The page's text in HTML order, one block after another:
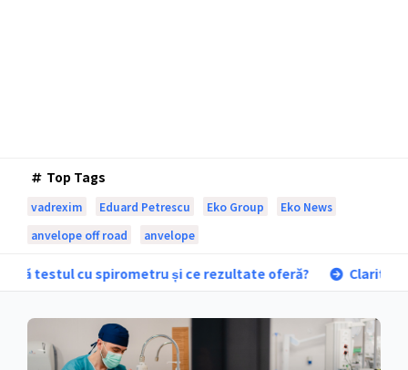
Top Tags
vadrexim Eduard Petrescu Eko Group
Eko News
anvelope off road
anvelope
și ce rezultate oferă? Claritate medicală: Cum